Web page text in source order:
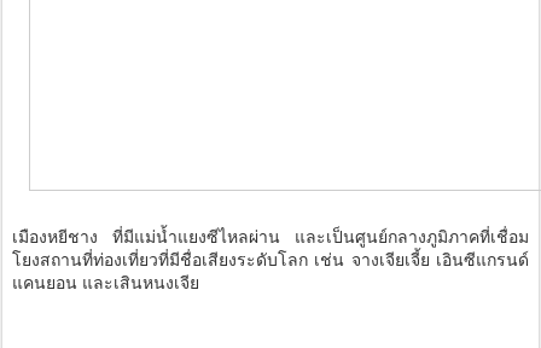
เมืองหยีชาง ที่มีแม่น้ำแยงซีไหลผ่าน และเป็นศูนย์กลางภูมิภาคที่เชื่อม
โยงสถานที่ท่องเที่ยวที่มีชื่อเสียงระดับโลก เช่น จางเจียเจี้ย เอินซีแกรนด์
แคนยอน และเสินหนงเจีย